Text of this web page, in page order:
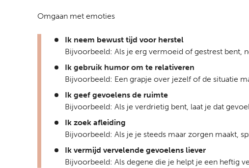
Omgaan met emoties
Ik neem bewust tijd voor herstel
Bijvoorbeeld: Als je erg vermoeid of gestrest bent,
Ik gebruik humor om te relativeren
Bijvoorbeeld: Een grapje over jezelf of de situatie
Ik geef gevoelens de ruimte
Bijvoorbeeld: Als je verdrietig bent, laat je dat
Ik zoek afleiding
Bijvoorbeeld: Als je je steeds maar zorgen maakt,
Ik vermijd vervelende gevoelens liever
Bijvoorbeeld: Als degene die je helpt je een heftig